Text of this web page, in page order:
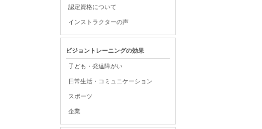
認定資格について
インストラクターの声
ビジョントレーニングの効果
子ども・発達障がい
日常生活・コミュニケーション
スポーツ
企業